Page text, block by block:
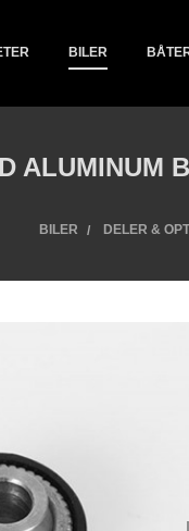
BILER
ALUMINUM
BILER DELER &